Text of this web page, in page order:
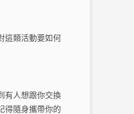
這類活動要如何
有人想跟你交換
得隨身攜帶你的